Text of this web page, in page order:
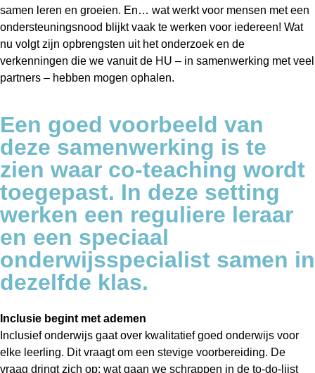
samen leren en groeien. En… wat werkt voor mensen met een
ondersteuningsnood blijkt vaak te werken voor iedereen! Wat
nu volgt zijn opbrengsten uit het onderzoek en de
verkenningen die we vanuit de HU – in samenwerking met veel
partners – hebben mogen ophalen.
Een goed voorbeeld van
deze samenwerking is te
zien waar co-teaching wordt
toegepast. In deze setting
werken een reguliere leraar
en een speciaal
onderwijsspecialist samen in
dezelfde klas.
Inclusie begint met ademen
Inclusief onderwijs gaat over kwalitatief goed onderwijs voor
elke leerling. Dit vraagt om een stevige voorbereiding. De
vraag dringt zich op: wat gaan we schrappen in de to-do-lijst